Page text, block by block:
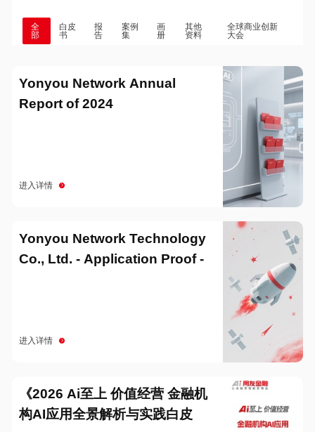
全
部
白皮
书
报
告
案例
集
画
册
其他
资料
全球商业创新
大会
Yonyou Network Annual
Report of 2024
进入详情
Yonyou Network Technology
Co., Ltd. - Application Proof -
进入详情
《2026 Ai至上 价值经营 金融机
构AI应用全景解析与实践白皮